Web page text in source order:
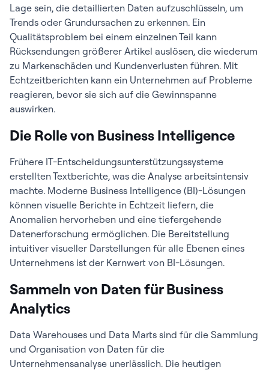
Lage sein, die detaillierten Daten aufzuschlüsseln, um
Trends oder Grundursachen zu erkennen. Ein
Qualitätsproblem bei einem einzelnen Teil kann
Rücksendungen größerer Artikel auslösen, die wiederum
zu Markenschäden und Kundenverlusten führen. Mit
Echtzeitberichten kann ein Unternehmen auf Probleme
reagieren, bevor sie sich auf die Gewinnspanne
auswirken.
Die Rolle von Business Intelligence
Frühere IT-Entscheidungsunterstützungssysteme
erstellten Textberichte, was die Analyse arbeitsintensiv
machte. Moderne Business Intelligence (BI)-Lösungen
können visuelle Berichte in Echtzeit liefern, die
Anomalien hervorheben und eine tiefergehende
Datenerforschung ermöglichen. Die Bereitstellung
intuitiver visueller Darstellungen für alle Ebenen eines
Unternehmens ist der Kernwert von BI-Lösungen.
Sammeln von Daten für Business
Analytics
Data Warehouses und Data Marts sind für die Sammlung
und Organisation von Daten für die
Unternehmensanalyse unerlässlich. Die heutigen